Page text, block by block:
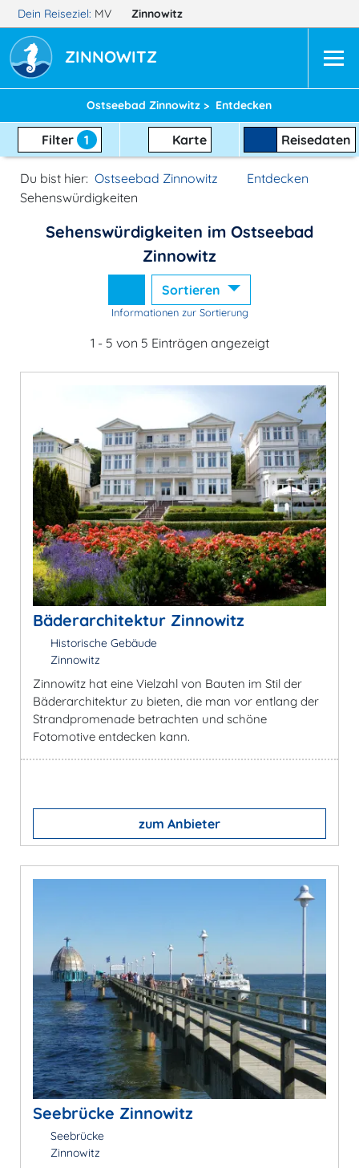
Dein Reiseziel: MV Zinnowitz
ZINNOWITZ
Ostseebad Zinnowitz > Entdecken
Filter 1 Karte Reisedaten
Du bist hier: Ostseebad Zinnowitz
Entdecken
Sehenswürdigkeiten
Sehenswürdigkeiten im Ostseebad
Zinnowitz
Sortieren
Informationen zur Sortierung
1 - 5 von 5 Einträgen angezeigt
Bäderarchitektur Zinnowitz
Historische Gebäude
Zinnowitz
Zinnowitz hat eine Vielzahl von Bauten im Stil der
Bäderarchitektur zu bieten, die man vor entlang der
Strandpromenade betrachten und schöne
Fotomotive entdecken kann.
zum Anbieter
Seebrücke Zinnowitz
Seebrücke
Zinnowitz